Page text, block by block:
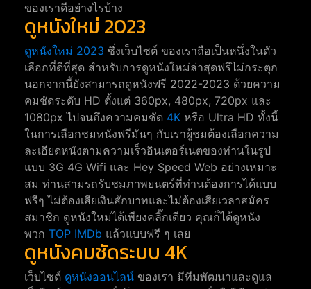
ของเราดีอย่างไรบ้าง
ดูหนังใหม่ 2023
ดูหนังใหม่ 2023 ซึ่งเว็บไซต์ ของเราถือเป็นหนึ่งในตัว
เลือกที่ดีที่สุด สำหรับการดูหนังใหม่ล่าสุดฟรีไม่กระตุก
นอกจากนี้ยังสามารถดูหนังฟรี 2022-2023 ด้วยความ
คมชัดระดับ HD ตั้งแต่ 360px, 480px, 720px และ
1080px ไปจนถึงความคมชัด 4K หรือ Ultra HD ทั้งนี้
ในการเลือกชมหนังฟรีมันๆ กับเราผู้ชมต้องเลือกความ
ละเอียดหนังตามความเร็วอินเตอร์เนตของท่านในรูป
แบบ 3G 4G Wifi และ Hey Speed Web อย่างเหมาะ
สม ท่านสามรถรับชมภาพยนตร์ที่ท่านต้องการได้แบบ
ฟรีๆ ไม่ต้องเสียเงินสักบาทและไม่ต้องเสียเวลาสมัคร
สมาชิก ดูหนังใหม่ได้เพียงคลิ๊กเดียว คุณก็ได้ดูหนัง
พวก TOP IMDb แล้วแบบฟรี ๆ เลย
ดูหนังคมชัดระบบ 4K
เว็บไซต์ ดูหนังออนไลน์ ของเรา มีทีมพัฒนาและดูแล